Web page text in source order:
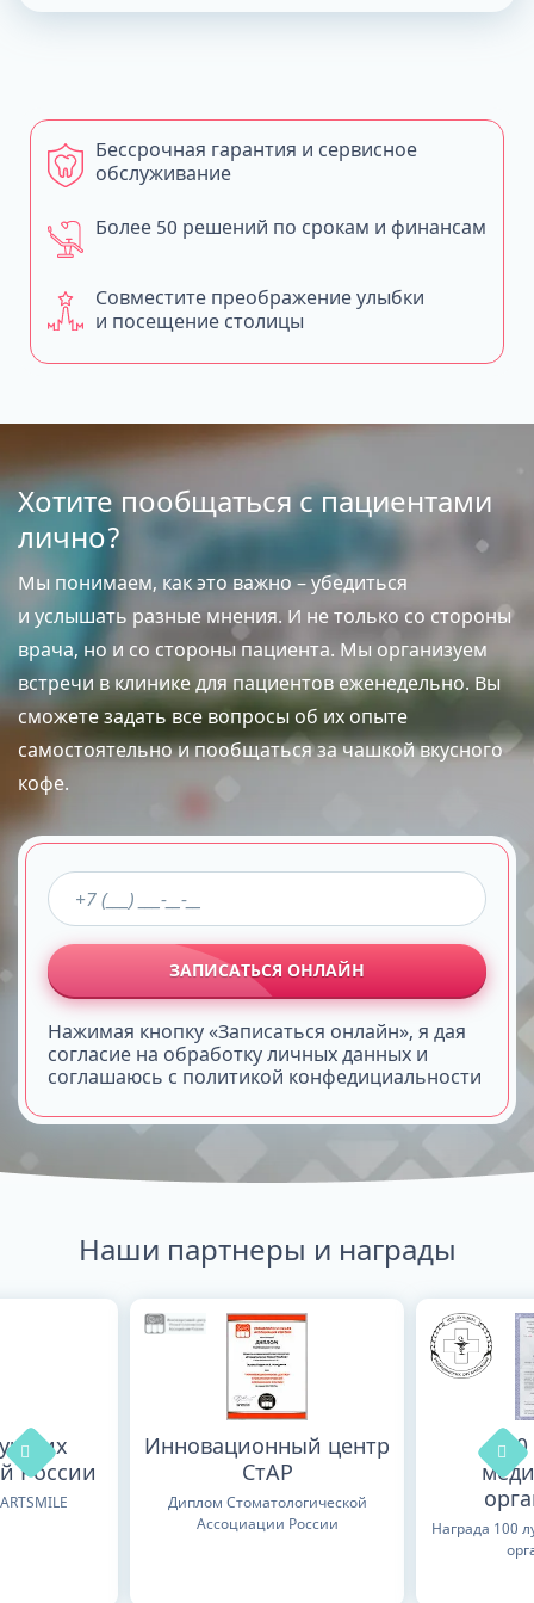
Совместите преображение улыбки
и посещение столицы
Бессрочная гарантия и сервисное
обслуживание
Более 50 решений по срокам и финансам
Хотите пообщаться с пациентами
лично?
Мы понимаем, как это важно – убедиться
и услышать разные мнения. И не только со стороны
врача, но и со стороны пациента. Мы организуем
встречи в клинике для пациентов еженедельно. Вы
сможете задать все вопросы об их опыте
самостоятельно и пообщаться за чашкой вкусного
кофе.
ЗАПИСАТЬСЯ ОНЛАЙН
Нажимая кнопку «Записаться онлайн», я дая
согласие на обработку личных данных и
соглашаюсь с политикой конфедициальности
Наши партнеры и награды
России
Инновационный центр
СтАР
Диплом Стоматологической
Ассоциации России
Награда 100